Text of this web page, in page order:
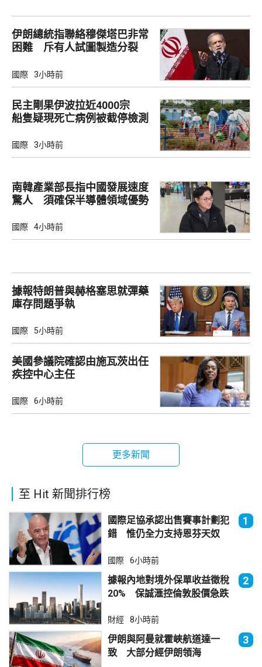
伊朗總統指聯絡穆傑塔巴非常
困難 斥有人試圖製造分裂
國際 3小時前
民主剛果伊波拉近4000宗
船隻疑現死亡病例被截停檢測
國際 3小時前
南韓產業部長指中國發展速度
驚人 須確保半導體領域優勢
國際 4小時前
據報特朗普與赫格塞思就彈藥
庫存問題爭執
國際 5小時前
美國參議院確認由施瓦茨出任
疾控中心主任
國際 6小時前
更多新聞
至 Hit 新聞排行榜
國際足協承認出售賽事計劃犯
錯 惟仍全力支持恩芬天奴
1
國際 6小時前
據報內地對境外保單收益徵稅
20% 保誠滙控倫敦股價急跌
2
財經 8小時前
伊朗與阿曼就霍峽航道達一
致 大部分經伊朗領海
3